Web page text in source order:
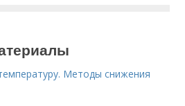
Методы снижения